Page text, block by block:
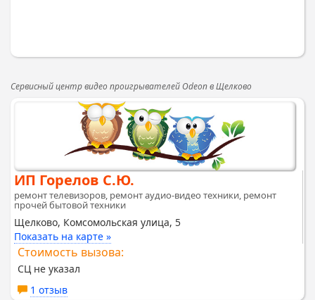
Сервисный центр видео проигрывателей Odeon в Щелково
ИП Горелов С.Ю.
ремонт телевизоров, ремонт аудио-видео техники, ремонт
прочей бытовой техники
Щелково, Комсомольская улица, 5
Показать на карте »
Стоимость вызова:
СЦ не указал
1 отзыв